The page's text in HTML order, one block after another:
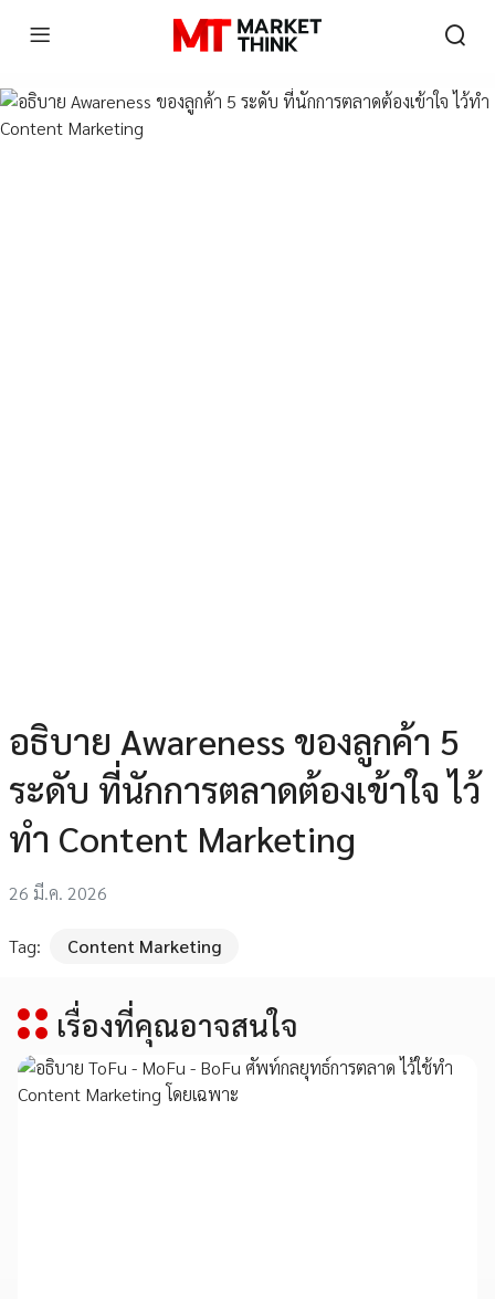
อธิบาย Awareness ของลูกค้า 5
ระดับ ที่นักการตลาดต้องเข้าใจ ไว้
ทำ Content Marketing
26 มี.ค. 2026
Tag: Content Marketing
เรื่องที่คุณอาจสนใจ